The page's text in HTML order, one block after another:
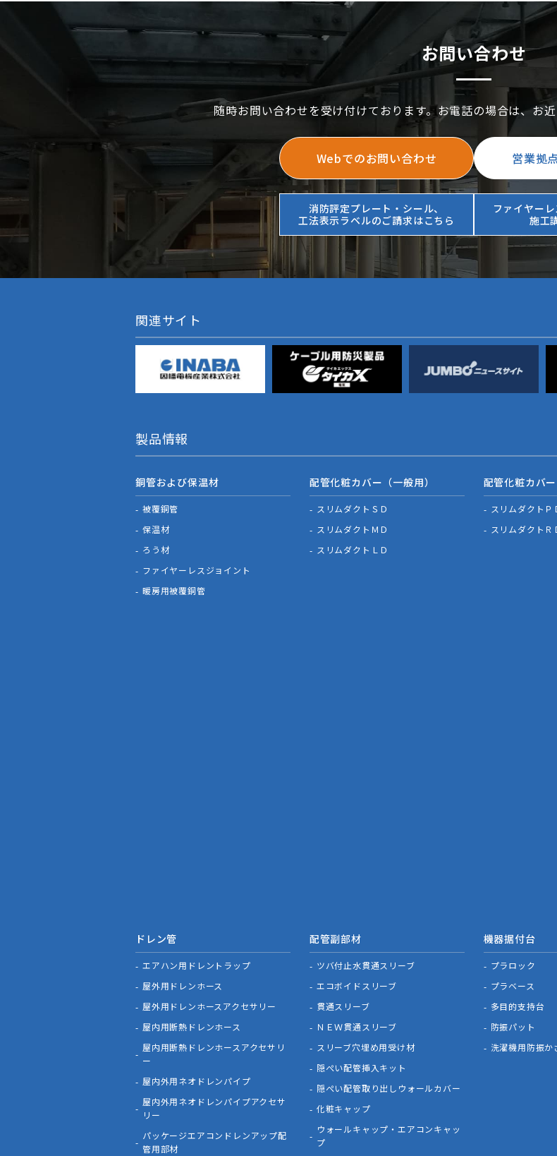
お問い合わせ
随時お問い合わせを受け付けております。お電話の場合は、お
Webでのお問い合わせ 営業拠
消防評定プレート・シール、
工法表示ラベルのご請求はこちら
ファイヤーレ
施工
関連サイト
製品情報
銅管および保温材
被覆銅管
保温材
ろう材
ファイヤーレスジョイント
暖房用被覆銅管
配管化粧カバー（一般用）
スリムダクトＳＤ
スリムダクトＭＤ
スリムダクトＬＤ
配管化粧カバー
スリムダクトＰ
スリムダクトＲ
ドレン管
エアハン用ドレントラップ
屋外用ドレンホース
屋外用ドレンホースアクセサリー
屋内用断熱ドレンホース
屋内用断熱ドレンホースアクセサリ
ー
屋内外用ネオドレンパイプ
屋内外用ネオドレンパイプアクセサ
リー
パッケージエアコンドレンアップ配
管用部材
配管副部材
ツバ付止水貫通スリーブ
エコボイドスリーブ
貫通スリーブ
ＮＥＷ貫通スリーブ
スリーブ穴埋め用受け材
隠ぺい配管挿入キット
隠ぺい配管取り出しウォールカバー
化粧キャップ
ウォールキャップ・エアコンキャッ
プ
機器据付台
プラロック
プラベース
多目的支持台
防振パット
洗濯機用防振か